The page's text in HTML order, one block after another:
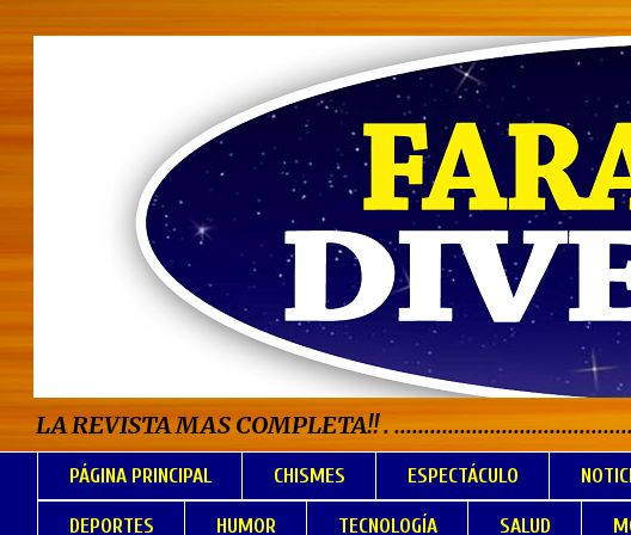
LA REVISTA MAS COMPLETA!! .
PÁGINA PRINCIPAL CHISMES ESPECTÁCULO
DEPORTES HUMOR TECNOLOGÍA SALUD